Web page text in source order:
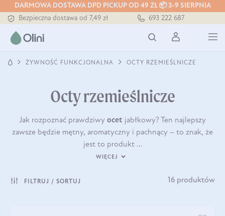
DARMOWA DOSTAWA DPD PICKUP OD 49 ZŁ 📦 3-9 SIERPNIA
Bezpieczna dostawa od 7,49 zł
Darmowa dostawa od 199 zł
Tłoczony zawsze na zimno
693 222 687
ŻYWNOŚĆ FUNKCJONALNA OCTY RZEMIEŚLNICZE
Octy rzemieślnicze
Jak rozpoznać prawdziwy ocet jabłkowy? Ten najlepszy
zawsze będzie mętny, aromatyczny i pachnący – to znak, że
jest to produkt …
WIĘCEJ
FILTRUJ / SORTUJ 16 produktów